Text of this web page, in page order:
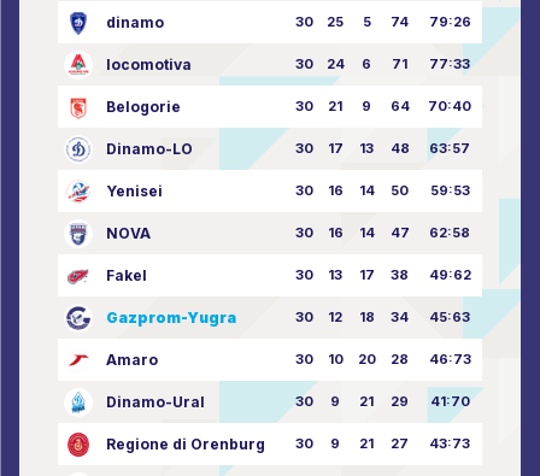
dinamo 30 25 5 74 79:26
locomotiva 30 24 6 71 77:33
Belogorie 30 21 9 64 70:40
Dinamo-LO 30 17 13 48 63:57
Yenisei 30 16 14 50 59:53
NOVA 30 16 14 47 62:58
Fakel 30 13 17 38 49:62
Gazprom-Yugra 30 12 18 34 45:63
Amaro 30 10 20 28 46:73
Dinamo-Ural 30 9 21 29 41:70
Regione di Orenburg 30 9 21 27 43:73